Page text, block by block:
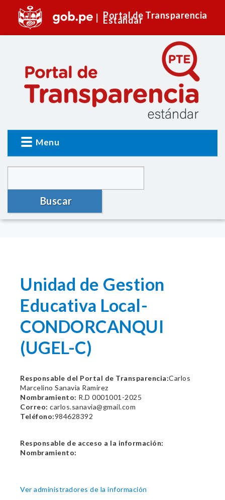
Portal de Transparencia
Estándar
Menu
Buscar
Unidad de Gestion
Educativa Local-
CONDORCANQUI
(UGEL-C)
Responsable del Portal de Transparencia:Carlos
Marcelino Sanavia Ramirez
Nombramiento: R.D 0001001-2025
Correo: carlos.sanavia@gmail.com
Teléfono:984628392
Responsable de acceso a la información:
Nombramiento:
Ver administradores de la información